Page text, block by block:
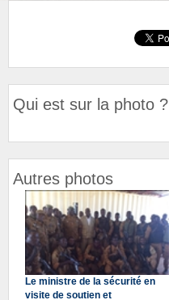
Qui est sur la photo ?
Autres photos
Le ministre de la sécurité en
visite de soutien et